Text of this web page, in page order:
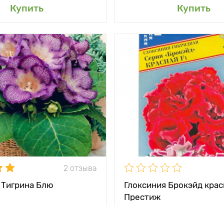
Купитьв мой сад Купить
Добавить в мой
2 отзыва
Тигрина Блю
Иней в синеве
15 - 20 см
1 - 3 клубня на
вазон
яркий рассеянный
свет
2 - 3 см
Глоксиния Брокэйд
Престиж
Особенности
Высота растения
Растояние между
растениями
1 -
Местоположение
яркий
Морозостойкость